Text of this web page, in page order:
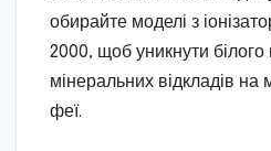
обирайте моделі з
2000, щоб уникнути білого
мінеральних відкладів на
феї.